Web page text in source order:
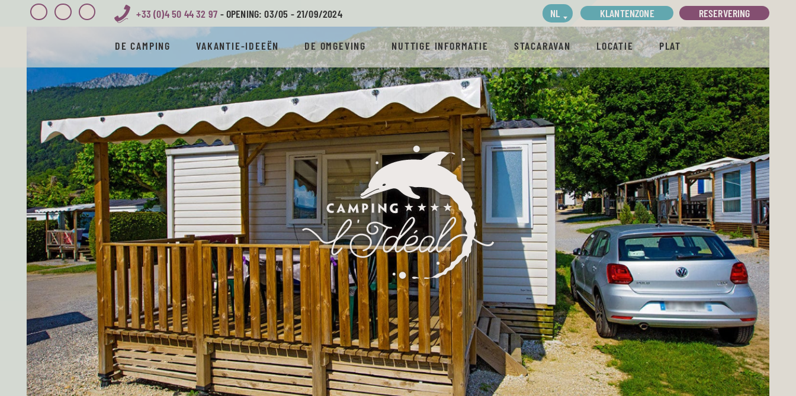
+33 (0)4 50 44 32 97 - OPENING: 03/05 - 21/09/2024 NL KLANTENZONE RESERVERING
DE CAMPING VAKANTIE-IDEEËN DE OMGEVING NUTTIGE INFORMATIE STACARAVAN LOCATIE PLAT